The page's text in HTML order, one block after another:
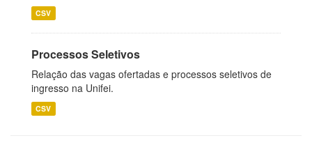
CSV
Processos Seletivos
Relação das vagas ofertadas e processos seletivos de
ingresso na Unifei.
CSV